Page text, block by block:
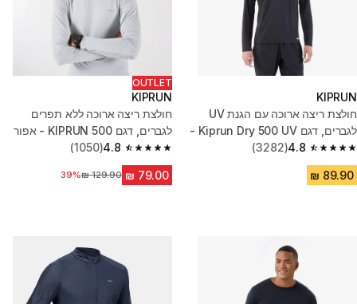
KIPRUN
חולצת ריצה ארוכה עם הגנת UV
לגברים, דגם Kiprun Dry 500 UV -
שחור
4.8
4.8 out of 5 stars from 3282 reviews
(3282)
OUTLET
KIPRUN
חולצת ריצה ארוכה ללא תפרים
לגברים, דגם KIPRUN 500 - אפור
4.8
4.8 out of 5 stars from 1050 reviews
(1050)
מחיר לפני הנחה‏129.90 ₪
39%